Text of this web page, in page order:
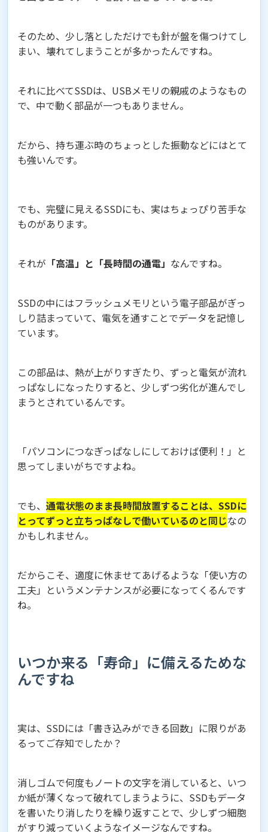
そのため、少し落としただけでも針が盤を傷つけてし
まい、壊れてしまうことが多かったんですね。
それに比べてSSDは、USBメモリの親戚のようなもの
で、中で動く部品が一つもありません。
だから、持ち運ぶ時のちょっとした振動などにはとて
も強いんです。
でも、完璧に見えるSSDにも、実はちょっぴり苦手な
ものがあります。
それが 「高温」と「長時間の通電」 なんですね。
SSDの中にはフラッシュメモリという電子部品がぎっ
しり詰まっていて、電気を通すことでデータを記憶し
ています。
この部品は、熱が上がりすぎたり、ずっと電気が流れ
っぱなしになったりすると、少しずつ劣化が進んでし
まうとされているんです。
「パソコンにつなぎっぱなしにしておけば便利！」と
思ってしまいがちですよね。
でも、 通電状態のまま長時間放置することは、SSDに
とってずっと立ちっぱなしで働いているのと同じなの
かもしれません。
だからこそ、適度に休ませてあげるような「使い方の
工夫」というメンテナンスが必要になってくるんです
ね。
いつか来る「寿命」に備えるためな
んですね
実は、SSDには「書き込みができる回数」に限りがあ
るってご存知でしたか？
消しゴムで何度もノートの文字を消していると、いつ
か紙が薄くなって破れてしまうように、SSDもデータ
を書いたり消したりを繰り返すことで、少しずつ細胞
がすり減っていくようなイメージなんですね。